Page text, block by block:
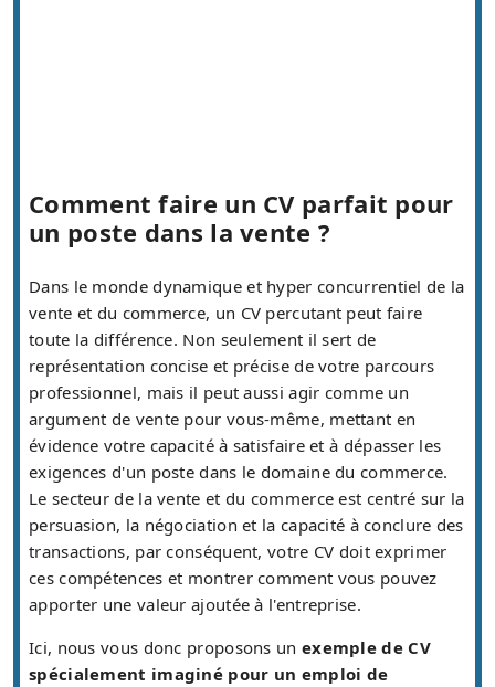
Comment faire un CV parfait pour
un poste dans la vente ?
Dans le monde dynamique et hyper concurrentiel de la
vente et du commerce, un CV percutant peut faire
toute la différence. Non seulement il sert de
représentation concise et précise de votre parcours
professionnel, mais il peut aussi agir comme un
argument de vente pour vous-même, mettant en
évidence votre capacité à satisfaire et à dépasser les
exigences d'un poste dans le domaine du commerce.
Le secteur de la vente et du commerce est centré sur la
persuasion, la négociation et la capacité à conclure des
transactions, par conséquent, votre CV doit exprimer
ces compétences et montrer comment vous pouvez
apporter une valeur ajoutée à l'entreprise.
Ici, nous vous donc proposons un exemple de CV
spécialement imaginé pour un emploi de